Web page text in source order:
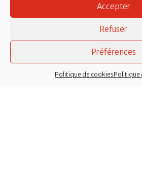
Accepter
Refuser
Préférences
Politique de cookiesPolitique
Services techniques :Atelier
Nouette : 02 40 79 59 71